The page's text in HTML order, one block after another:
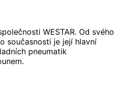
WESTAR. Od svého
současnosti je její hlavní
pneumatik